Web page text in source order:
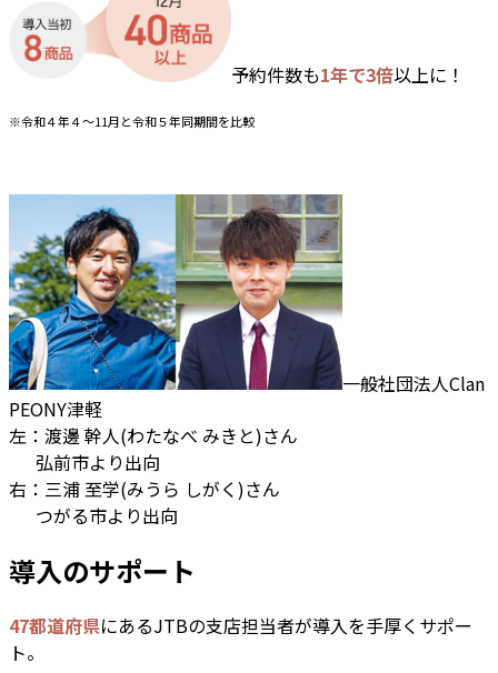
予約件数も1年で3倍以上に！
※令和４年４～11月と令和５年同期間を比較
一般社団法人Clan
PEONY津軽
左：渡邊 幹人(わたなべ みきと)さん
弘前市より出向
右：三浦 至学(みうら しがく)さん
つがる市より出向
導入のサポート
47都道府県にあるJTBの支店担当者が導入を手厚くサポー
ト。